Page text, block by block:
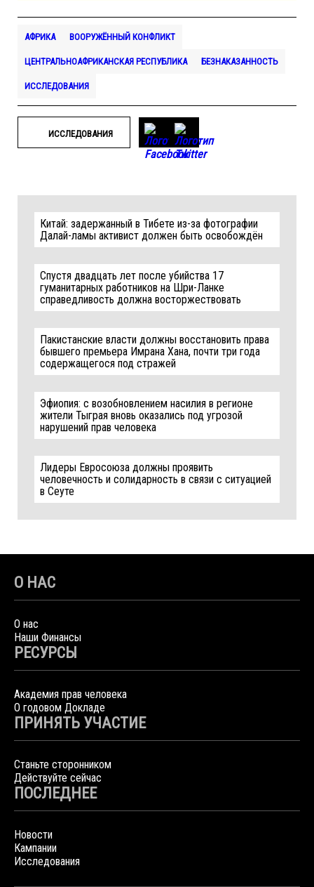
АФРИКА ВООРУЖЁННЫЙ КОНФЛИКТ
ЦЕНТРАЛЬНОАФРИКАНСКАЯ РЕСПУБЛИКА БЕЗНАКАЗАННОСТЬ
ИССЛЕДОВАНИЯ
ИССЛЕДОВАНИЯ
Китай: задержанный в Тибете из-за фотографии
Далай-ламы активист должен быть освобождён
Спустя двадцать лет после убийства 17
гуманитарных работников на Шри-Ланке
справедливость должна восторжествовать
Пакистанские власти должны восстановить права
бывшего премьера Имрана Хана, почти три года
содержащегося под стражей
Эфиопия: с возобновлением насилия в регионе
жители Тыграя вновь оказались под угрозой
нарушений прав человека
Лидеры Евросоюза должны проявить
человечность и солидарность в связи с ситуацией
в Сеуте
О НАС
О нас
Наши Финансы
РЕСУРСЫ
Академия прав человека
О годовом Докладе
ПРИНЯТЬ УЧАСТИЕ
Станьте сторонником
Действуйте сейчас
ПОСЛЕДНЕЕ
Новости
Кампании
Исследования